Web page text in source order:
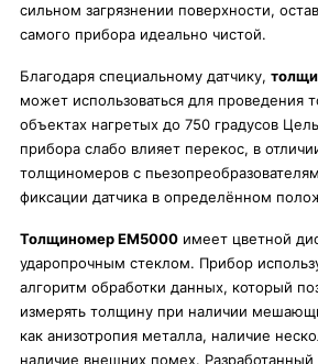
сильном загрязнении поверхности,
самого прибора идеально чистой.
Благодаря специальному датчику,
может использоваться для проведения
объектах нагретых до 750 градусов
прибора слабо влияет перекос, в
толщиномеров с
фиксации датчика в определённом
Толщиномер EM5000 имеет цветной
ударопрочным стеклом. Прибор
алгоритм обработки данных, который
измерять толщину при наличии
как анизотропия металла, наличие
наличие внешних помех.